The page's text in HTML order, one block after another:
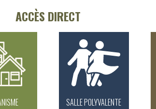
ACCÈS DIRECT
SALLE POLYVALENTE